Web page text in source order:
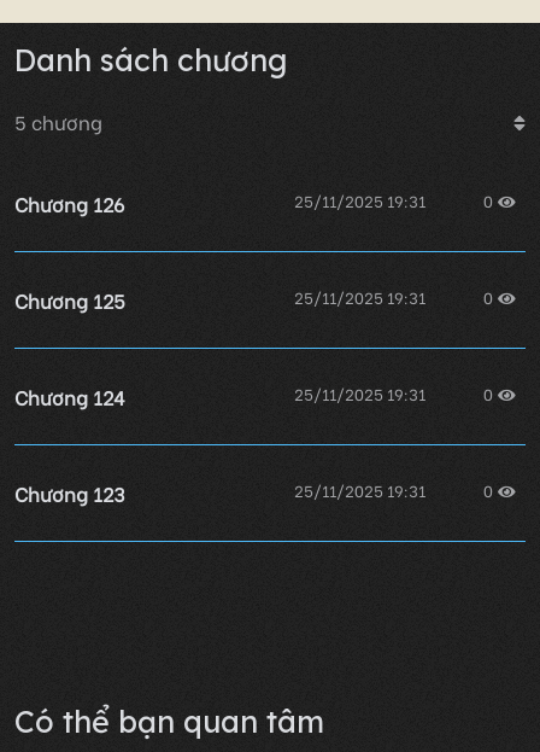
Danh sách chương
5 chương
Chương 126 25/11/2025 19:31 0
Chương 125 25/11/2025 19:31 0
Chương 124 25/11/2025 19:31 0
Chương 123 25/11/2025 19:31 0
Có thể bạn quan tâm